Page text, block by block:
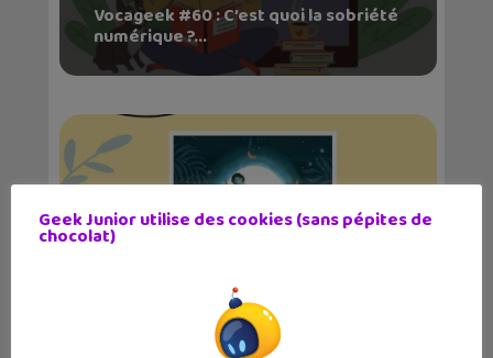
Vocageek #60 : C’est quoi la sobriété
numérique ?...
La shark caller, un roman jeunesse qui
Geek Junior utilise des cookies (sans pépites de
chocolat)